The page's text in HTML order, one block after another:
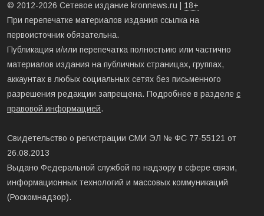
© 2012-2026 Сетевое издание kronnews.ru | 18+
При перепечатке материалов издания ссылка на
первоисточник обязательна.
Публикация и/или перепечатка полностьию или частично
материалов издания на публичных страницах, группах,
аккаунтах в любых социальных сетях без письменного
разрешения редакции запрещена. Подробнее в разделе с
правовой информацией.
Свидетельство о регистрации СМИ ЭЛ № ФС 77-55121 от
26.08.2013
Выдано Федеральной службой по надзору в сфере связи,
информационных технологий и массовых коммуникаций
(Роскомнадзор).